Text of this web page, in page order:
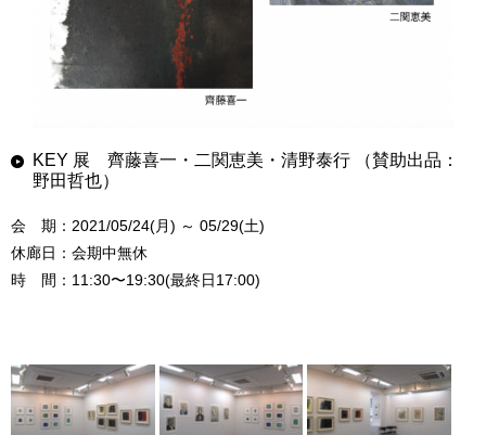
KEY 展 齊藤喜一・二関恵美・清野泰行 （賛助出品：
野田哲也）
会 期：2021/05/24(月) ～ 05/29(土)
休廊日：会期中無休
時 間：11:30〜19:30(最終日17:00)